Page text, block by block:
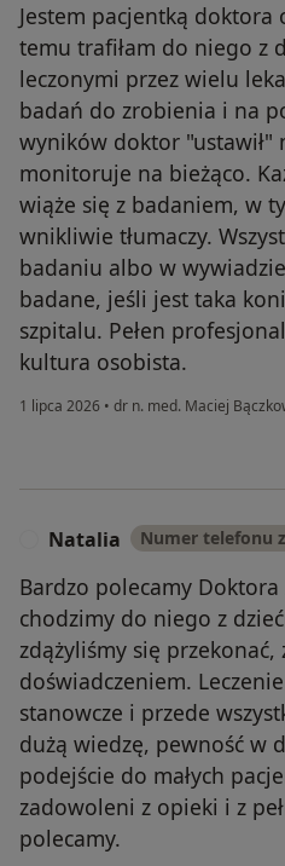
Jestem pacjentką
temu trafiłam do niego z
leczonymi przez wielu
badań do zrobienia i na
wyników doktor "ustawił"
monitoruje na bieżąco.
wiąże się z badaniem, w
wnikliwie tłumaczy.
badaniu albo w
badane, jeśli jest taka
szpitalu. Pełen
kultura osobista.
1 lipca 2026 • dr n. med. Maciej
Natalia Numer telefonu
Bardzo polecamy
chodzimy do niego z
zdążyliśmy się przekonać,
doświadczeniem.
stanowcze i przede
dużą wiedzę, pewność w
podejście do małych
zadowoleni z opieki i z
polecamy.